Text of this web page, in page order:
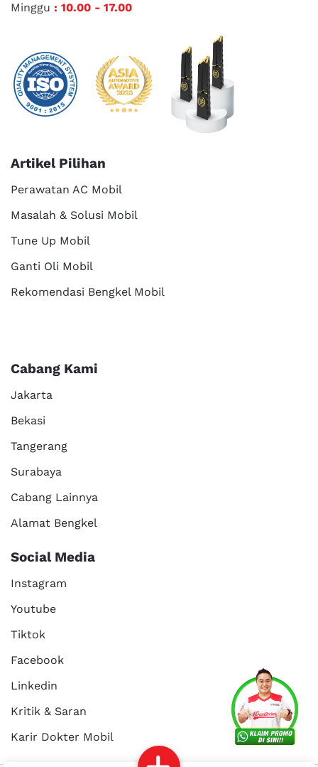
Services About Us
Kritik dan
Reservasi Career
Minggu : 10.00 - 17.00
Artikel Pilihan
Perawatan AC Mobil
Masalah & Solusi Mobil
Tune Up Mobil
Ganti Oli Mobil
Rekomendasi Bengkel Mobil
Cabang Kami
Jakarta
Bekasi
Tangerang
Surabaya
Cabang Lainnya
Alamat Bengkel
Social Media
Instagram
Youtube
Tiktok
Facebook
Linkedin
Kritik & Saran
Karir Dokter Mobil